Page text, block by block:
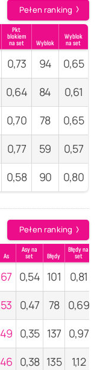
Pełen ranking
Pkt
blokiem
na set
Wyblok
Wyblok
na set
0,73 94
0,65
0,64 84
0,61
0,70 78
0,65
0,77 59
0,57
0,58 90 0,80
Pełen ranking
As
Asy na
set
Błędy
Błędy na
set
67 0,54 101 0,81
53 0,47 78
0,69
49 0,35 137 0,97
46 0,38 135 1,12